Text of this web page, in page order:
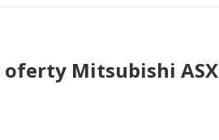
oferty Mitsubishi ASX